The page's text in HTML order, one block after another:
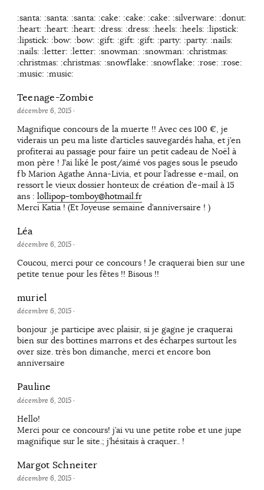
:santa: :santa: :santa: :cake: :cake: :cake: :silverware: :donut:
:heart: :heart: :heart: :dress: :dress: :heels: :heels: :lipstick:
:lipstick: :bow: :bow: :gift: :gift: :gift: :party: :party: :nails:
:nails: :letter: :letter: :snowman: :snowman: :christmas:
:christmas: :christmas: :snowflake: :snowflake: :rose: :rose:
:music: :music:
Teenage-Zombie
décembre 6, 2015·
Magnifique concours de la muerte !! Avec ces 100 €, je
viderais un peu ma liste d’articles sauvegardés haha, et j’en
profiterai au passage pour faire un petit cadeau de Noël à
mon père ! J’ai liké le post/aimé vos pages sous le pseudo
fb Marion Agathe Anna-Livia, et pour l’adresse e-mail, on
ressort le vieux dossier honteux de création d’e-mail à 15
ans : lollipop-tomboy@hotmail.fr
Merci Katia ! (Et Joyeuse semaine d’anniversaire ! )
Léa
décembre 6, 2015·
Coucou, merci pour ce concours ! Je craquerai bien sur une
petite tenue pour les fêtes !! Bisous !!
muriel
décembre 6, 2015·
bonjour ,je participe avec plaisir, si je gagne je craquerai
bien sur des bottines marrons et des écharpes surtout les
over size. très bon dimanche, merci et encore bon
anniversaire
Pauline
décembre 6, 2015·
Hello!
Merci pour ce concours! j’ai vu une petite robe et une jupe
magnifique sur le site.; j’hésitais à craquer.. !
Margot Schneiter
décembre 6, 2015·